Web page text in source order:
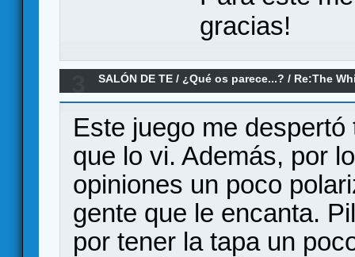
gracias!
SALÓN DE TE /¿Qué os parece...? / Re:The
Este juego me
que lo vi. Además, por
opiniones un poco
gente que le encanta.
por tener la tapa un